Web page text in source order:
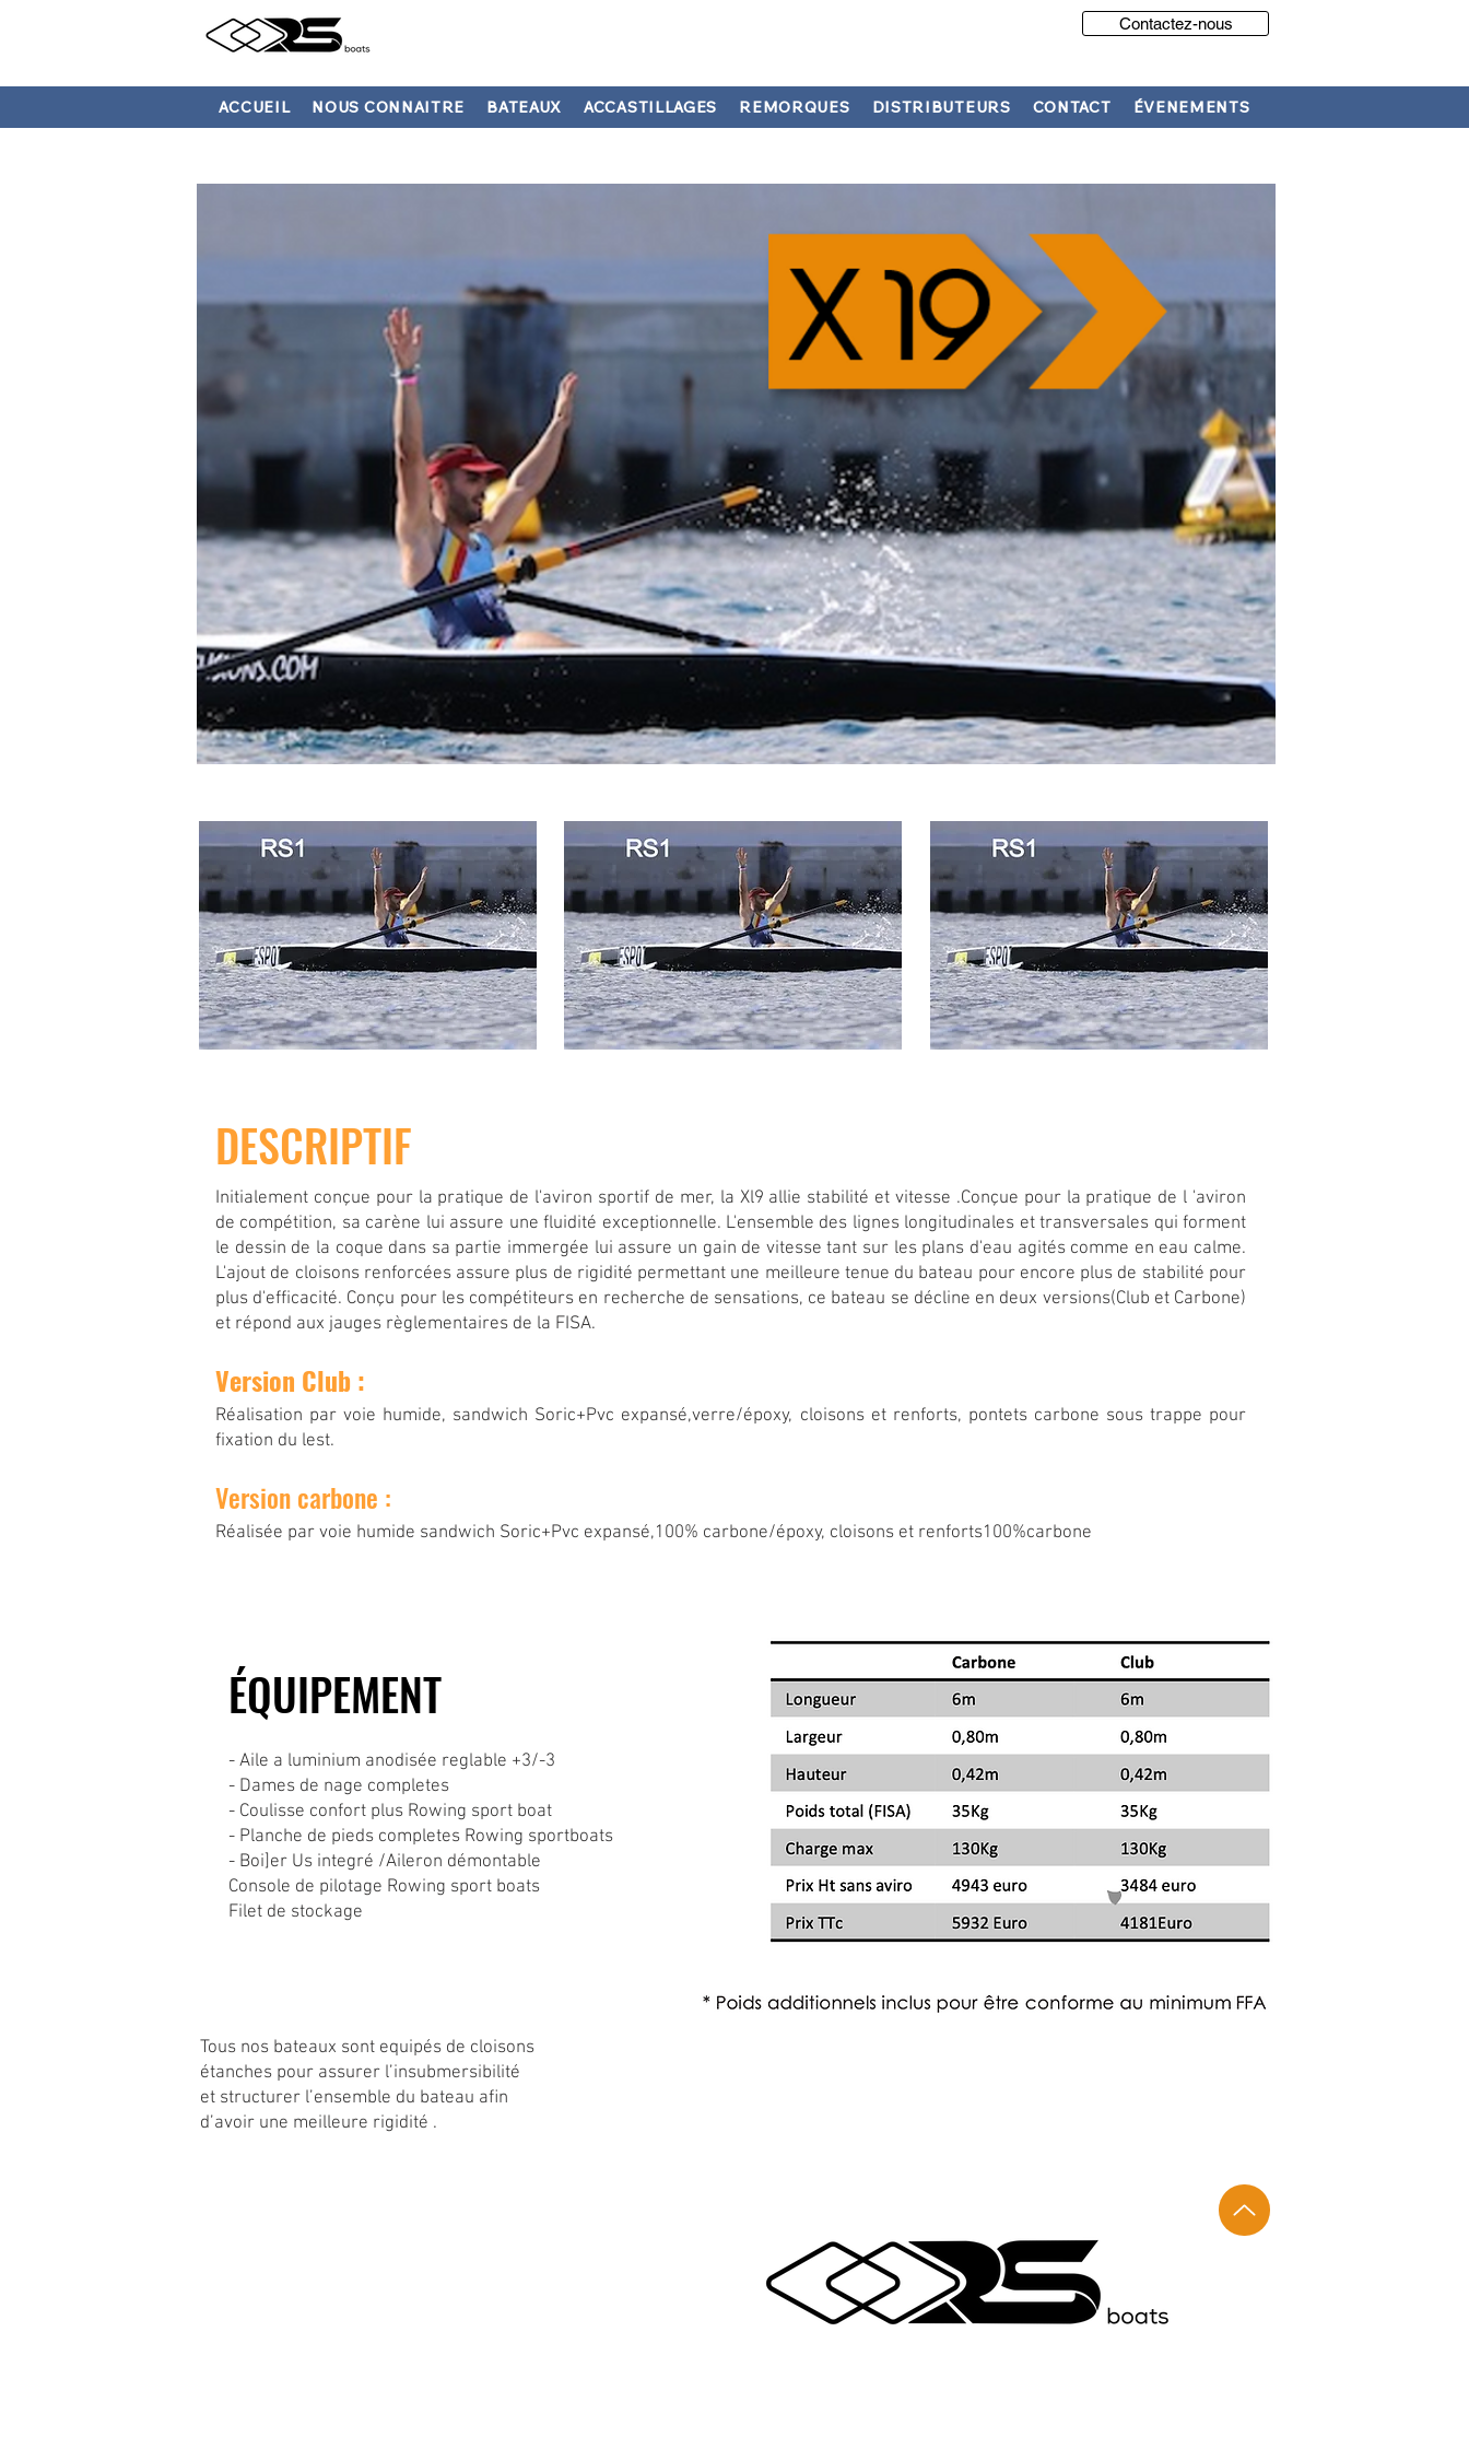
Contactez-nous
ACCUEIL NOUS CONNAITRE BATEAUX ACCASTILLAGES REMORQUES DISTRIBUTEURS CONTACT ÉVENEMENTS
DESCRIPTIF
Initialement conçue pour la pratique de l'aviron sportif de mer, la Xl9 allie stabilité et vitesse .Conçue pour la pratique de l 'aviron
de compétition, sa carène lui assure une fluidité exceptionnelle. L'ensemble des lignes longitudinales et transversales qui forment
le dessin de la coque dans sa partie immergée lui assure un gain de vitesse tant sur les plans d'eau agités comme en eau calme.
L'ajout de cloisons renforcées assure plus de rigidité permettant une meilleure tenue du bateau pour encore plus de stabilité pour
plus d'efficacité. Conçu pour les compétiteurs en recherche de sensations, ce bateau se décline en deux versions(Club et Carbone)
et répond aux jauges règlementaires de la FISA.
Version Club :
Réalisation par voie humide, sandwich Soric+Pvc expansé,verre/époxy, cloisons et renforts, pontets carbone sous trappe pour
fixation du lest.
Version carbone :
Réalisée par voie humide sandwich Soric+Pvc expansé,100% carbone/époxy, cloisons et renforts100%carbone
ÉQUIPEMENT
- Aile a luminium anodisée reglable +3/-3
- Dames de nage completes
- Coulisse confort plus Rowing sport boat
- Planche de pieds completes Rowing sportboats
- Boi]er Us integré /Aileron démontable
Console de pilotage Rowing sport boats
Filet de stockage
Tous nos bateaux sont equipés de cloisons
étanches pour assurer l’insubmersibilité
et structurer l’ensemble du bateau aﬁn
d’avoir une meilleure rigidité .